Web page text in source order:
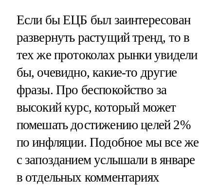
Если бы ЕЦБ был заинтересован
развернуть растущий тренд, то в
тех же протоколах рынки увидели
бы, очевидно, какие-то другие
фразы. Про беспокойство за
высокий курс, который может
помешать достижению целей 2%
по инфляции. Подобное мы все же
с запозданием услышали в январе
в отдельных комментариях